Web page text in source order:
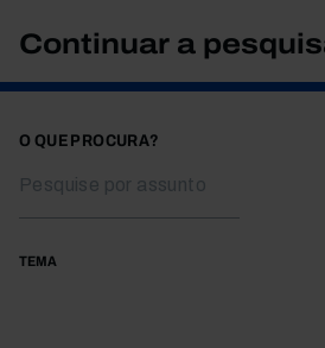
Continuar a
O QUE PROCURA?
TEMA